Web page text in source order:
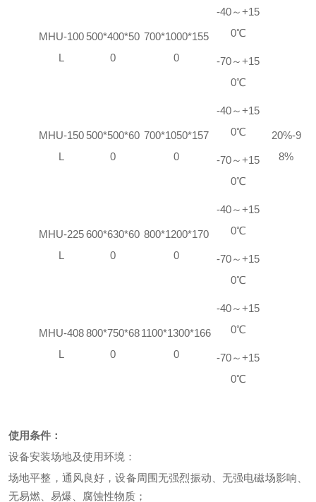
20%-9
8%
MHU-100
L
500*400*50
0
700*1000*155
0
-40～+15
0℃
-70～+15
0℃
MHU-150
L
500*500*60
0
700*1050*157
0
-40～+15
0℃
-70～+15
0℃
MHU-225
L
600*630*60
0
800*1200*170
0
-40～+15
0℃
-70～+15
0℃
MHU-408
L
800*750*68
0
1100*1300*166
0
-40～+15
0℃
-70～+15
0℃
使用条件 ：
设备安装场地及使用环境：
场地平整，通风良好，设备周围无强烈振动、无强电磁场影响、
无易燃、易爆、腐蚀性物质；